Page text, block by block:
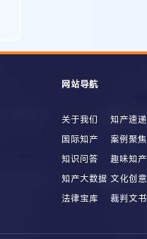
网站导航
关于我们 知产速递
国际知产
案例聚焦
知识问答
趣味知产
知产大数据 文化创意
法律宝库
裁判文书